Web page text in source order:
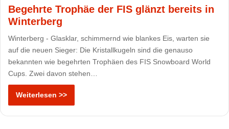
Begehrte Trophäe der FIS glänzt bereits in
Winterberg
Winterberg - Glasklar, schimmernd wie blankes Eis, warten sie
auf die neuen Sieger: Die Kristallkugeln sind die genauso
bekannten wie begehrten Trophäen des FIS Snowboard World
Cups. Zwei davon stehen…
Weiterlesen >>